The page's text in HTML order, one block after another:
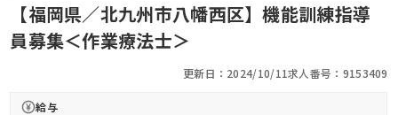
【福岡県／北九州市八幡西区】機能訓練指導
員募集＜作業療法士＞
更新日：2024/10/11求人番号：9153409
給与